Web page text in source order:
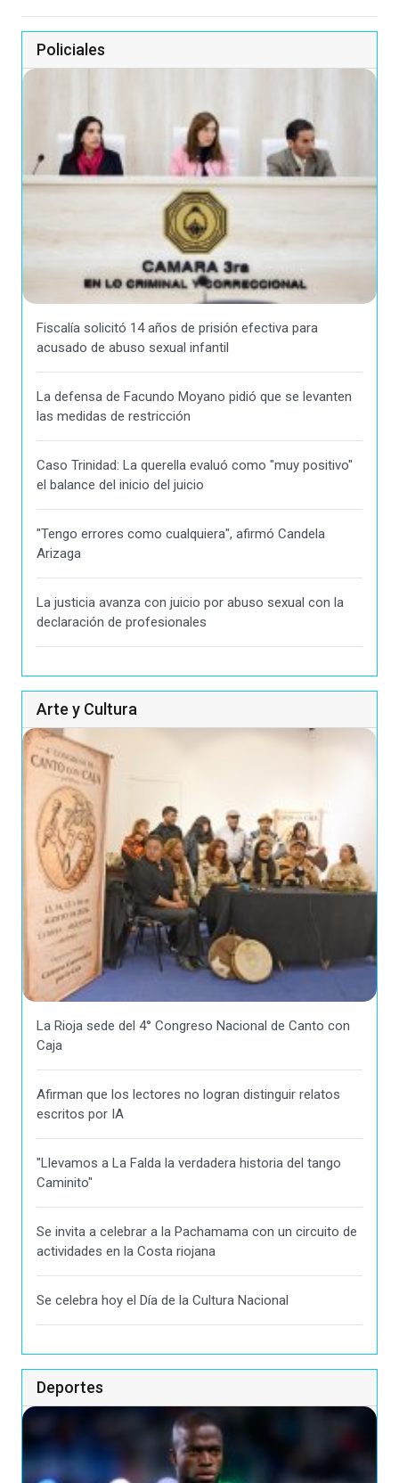
Policiales
Fiscalía solicitó 14 años de prisión efectiva para
acusado de abuso sexual infantil
La defensa de Facundo Moyano pidió que se levanten
las medidas de restricción
Caso Trinidad: La querella evaluó como "muy positivo"
el balance del inicio del juicio
"Tengo errores como cualquiera", afirmó Candela
Arizaga
La justicia avanza con juicio por abuso sexual con la
declaración de profesionales
Arte y Cultura
La Rioja sede del 4° Congreso Nacional de Canto con
Caja
Afirman que los lectores no logran distinguir relatos
escritos por IA
"Llevamos a La Falda la verdadera historia del tango
Caminito"
Se invita a celebrar a la Pachamama con un circuito de
actividades en la Costa riojana
Se celebra hoy el Día de la Cultura Nacional
Deportes